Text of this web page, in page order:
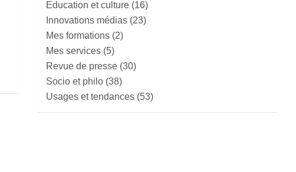
Education et culture (16)
Innovations médias (23)
Mes formations (2)
Mes services (5)
Revue de presse (30)
Socio et philo (38)
Usages et tendances (53)